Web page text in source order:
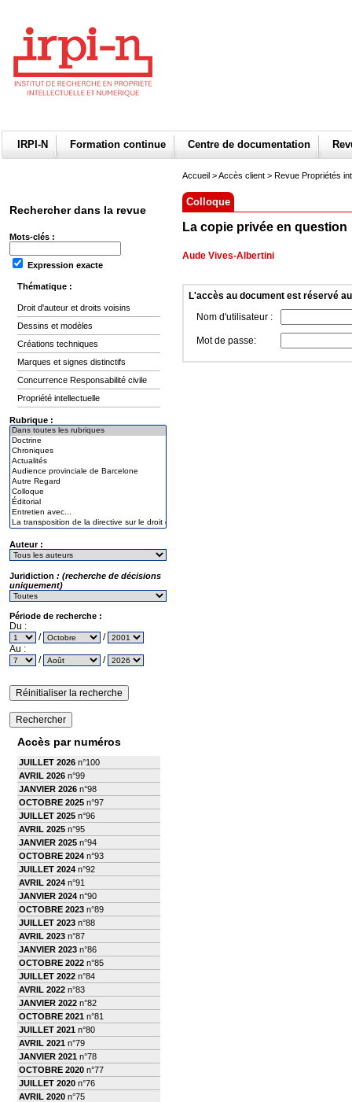
IRPI-N Formation continue Centre de documentation
Rechercher dans la revue
Mots-clés :
Expression exacte
Thématique :
Droit d'auteur et droits voisins
Dessins et modèles
Créations techniques
Marques et signes distinctifs
Concurrence Responsabilité civile
Propriété intellectuelle
Rubrique :
Auteur :
Juridiction : (recherche de décisions
uniquement)
Période de recherche :
Du :
/
/
Au :
/
/
Accès par numéros
JUILLET 2026 n°100
AVRIL 2026 n°99
JANVIER 2026 n°98
OCTOBRE 2025 n°97
JUILLET 2025 n°96
AVRIL 2025 n°95
JANVIER 2025 n°94
OCTOBRE 2024 n°93
JUILLET 2024 n°92
AVRIL 2024 n°91
JANVIER 2024 n°90
OCTOBRE 2023 n°89
JUILLET 2023 n°88
AVRIL 2023 n°87
JANVIER 2023 n°86
OCTOBRE 2022 n°85
JUILLET 2022 n°84
AVRIL 2022 n°83
JANVIER 2022 n°82
OCTOBRE 2021 n°81
JUILLET 2021 n°80
AVRIL 2021 n°79
JANVIER 2021 n°78
OCTOBRE 2020 n°77
JUILLET 2020 n°76
AVRIL 2020 n°75
Accueil >Accès client > Revue Propriétés
Colloque
La copie privée en question
Aude Vives-Albertini
L'accès au document est réservé
Nom d'utilisateur :
Mot de passe: